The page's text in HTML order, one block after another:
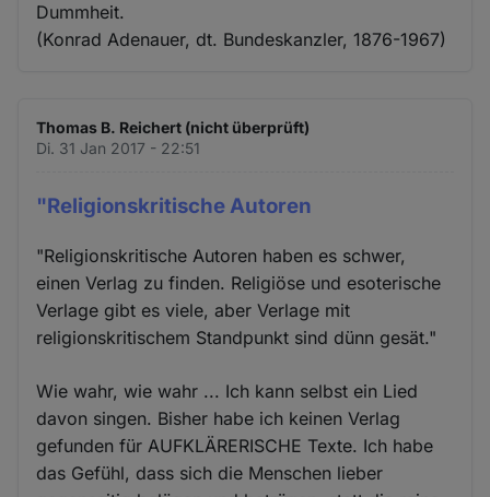
Dummheit.
(Konrad Adenauer, dt. Bundeskanzler, 1876-1967)
Thomas B. Reichert (nicht überprüft)
Di. 31 Jan 2017 - 22:51
"Religionskritische Autoren
"Religionskritische Autoren haben es schwer,
einen Verlag zu finden. Religiöse und esoterische
Verlage gibt es viele, aber Verlage mit
religionskritischem Standpunkt sind dünn gesät."
Wie wahr, wie wahr ... Ich kann selbst ein Lied
davon singen. Bisher habe ich keinen Verlag
gefunden für AUFKLÄRERISCHE Texte. Ich habe
das Gefühl, dass sich die Menschen lieber